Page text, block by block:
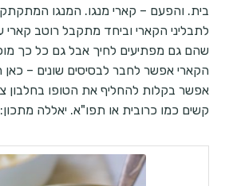
בית. והפעם – קארי מנגו. המנגו
לתבליני הקארי וביחד מתקבל רוטב קארי
שהם גם מפתיעים לחיך אבל גם כל כך
הקארי אפשר לחבר לבסיסים שונים –
אפשר בקלות להחליף את הטופו בחלבון
קשים כמו כרובית או תפו"א. יאללה